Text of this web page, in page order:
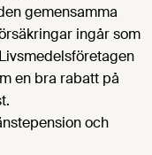
gemensamma
ingår som
en bra rabatt på
och